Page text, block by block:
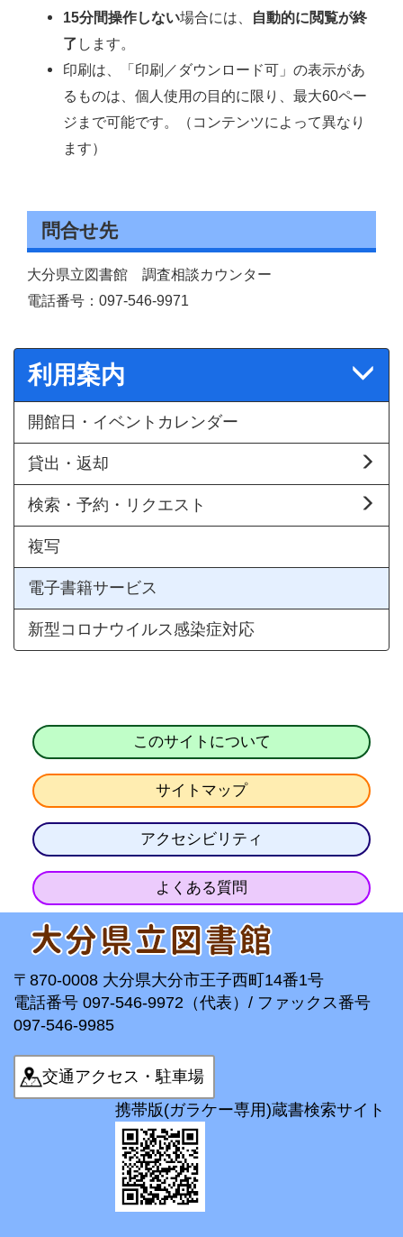
15分間操作しない場合には、
自動的に閲覧が終
了 します。
印刷は、「印刷／ダウンロード可」の表示があ
るものは、個人使用の目的に限り、最大60ペー
ジまで可能です。（コンテンツによって異なり
ます）
問合せ先
大分県立図書館 調査相談カウンター
電話番号：097-546-9971
利用案内
開館日・イベントカレンダー
貸出・返却
検索・予約・リクエスト
複写
電子書籍サービス
新型コロナウイルス感染症対応
このサイトについて
サイトマップ
アクセシビリティ
よくある質問
〒870-0008 大分県大分市王子西町14番1号
電話番号 097-546-9972（代表）/ ファックス番号
097-546-9985
交通アクセス・駐車場
携帯版(ガラケー専用)蔵書検索サイト